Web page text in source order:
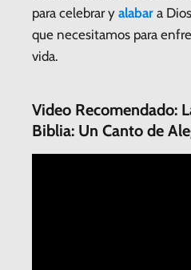
para celebrar y alabar a
que necesitamos para
vida.
Video Recomendado:
Biblia: Un Canto de